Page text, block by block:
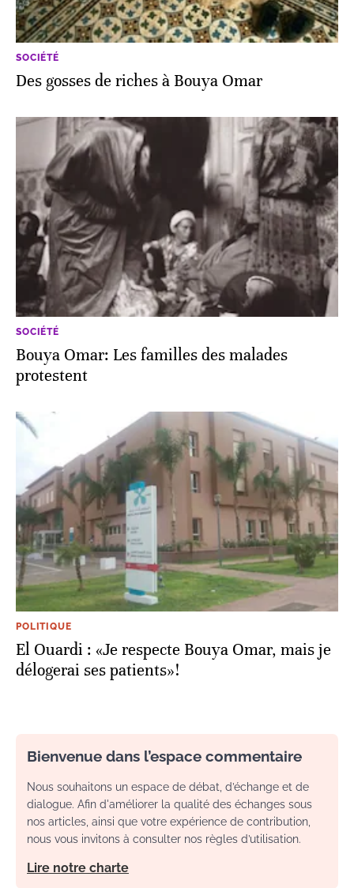
SOCIÉTÉ
Des gosses de riches à Bouya Omar
SOCIÉTÉ
Bouya Omar: Les familles des malades
protestent
POLITIQUE
El Ouardi : «Je respecte Bouya Omar, mais je
délogerai ses patients»!
Bienvenue dans l’espace commentaire
Nous souhaitons un espace de débat, d’échange et de
dialogue. Afin d'améliorer la qualité des échanges sous
nos articles, ainsi que votre expérience de contribution,
nous vous invitons à consulter nos règles d’utilisation.
Lire notre charte